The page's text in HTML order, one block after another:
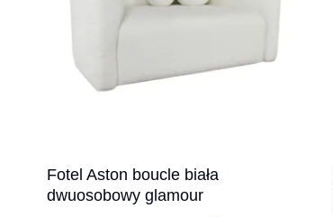
Fotel Aston boucle biała
dwuosobowy glamour